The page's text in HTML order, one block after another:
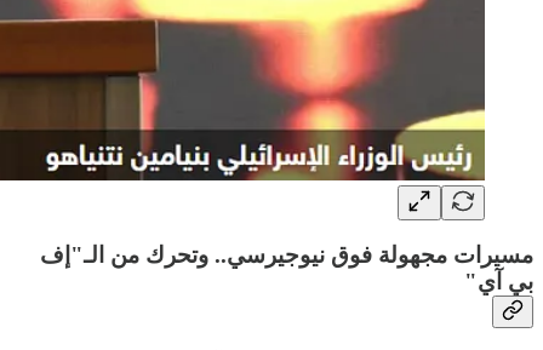
مسيرات مجهولة فوق نيوجيرسي.. وتحرك من الـ"إف
بي آي"